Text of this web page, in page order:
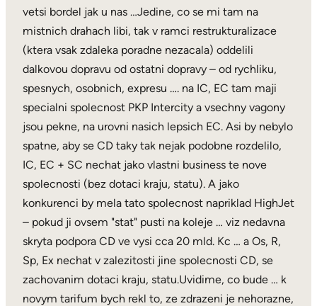
vetsi bordel jak u nas …Jedine, co se mi tam na
mistnich drahach libi, tak v ramci restrukturalizace
(ktera vsak zdaleka poradne nezacala) oddelili
dalkovou dopravu od ostatni dopravy – od rychliku,
spesnych, osobnich, expresu …. na IC, EC tam maji
specialni spolecnost PKP Intercity a vsechny vagony
jsou pekne, na urovni nasich lepsich EC. Asi by nebylo
spatne, aby se CD taky tak nejak podobne rozdelilo,
IC, EC + SC nechat jako vlastni business te nove
spolecnosti (bez dotaci kraju, statu). A jako
konkurenci by mela tato spolecnost napriklad HighJet
– pokud ji ovsem "stat" pusti na koleje … viz nedavna
skryta podpora CD ve vysi cca 20 mld. Kc … a Os, R,
Sp, Ex nechat v zalezitosti jine spolecnosti CD, se
zachovanim dotaci kraju, statu.Uvidime, co bude … k
novym tarifum bych rekl to, ze zdrazeni je nehorazne,